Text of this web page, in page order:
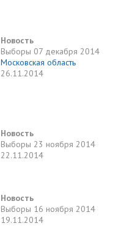
Новость
Выборы 07 декабря 2014
Московская область
26.11.2014
Новость
Выборы 23 ноября 2014
22.11.2014
Новость
Выборы 16 ноября 2014
19.11.2014